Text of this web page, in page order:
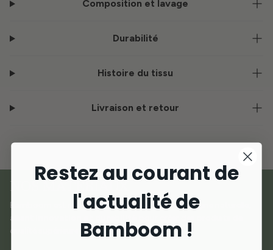
Composition et lavage
Durabilité
Histoire du tissu
Livraison et retour
NOS MATÉRIAUX
Bamboom est né de l'amour des matériaux d'origine naturelle,
alliant
qualité supérieure dédiés aux plus petits.
Restez au courant de
l'actualité de
Bamboom !